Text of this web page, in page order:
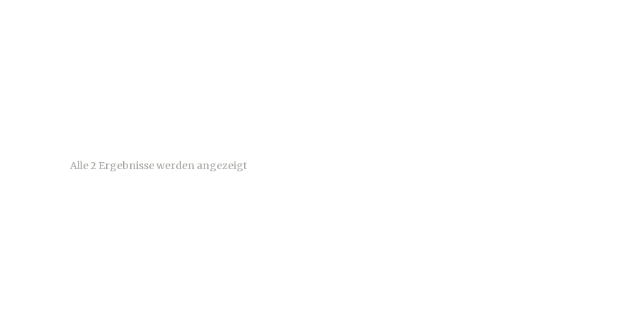
Alle 2 Ergebnisse werden angezeigt